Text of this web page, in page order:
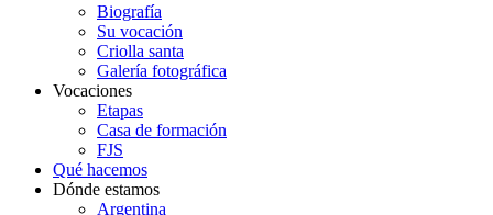
Biografía
Su vocación
Criolla santa
Galería fotográfica
Vocaciones
Etapas
Casa de formación
FJS
Qué hacemos
Dónde estamos
Argentina